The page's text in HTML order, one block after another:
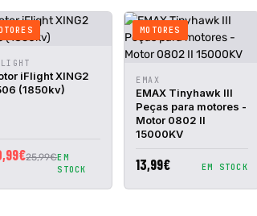
AO CESTO
iFlight XING2
(1850kv)
25,99€EM
STOCK
MOTORES
VISTA
RÁPIDA
AO CESTO
EMAX
EMAX Tinyhawk III
Peças para motores -
Motor 0802 II
15000KV
13,99€ EM STOCK